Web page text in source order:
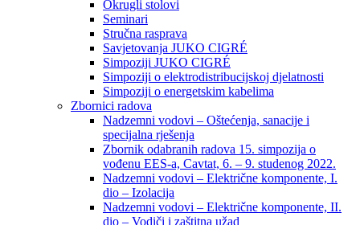
Okrugli stolovi
Seminari​
Stručna rasprava​
Savjetovanja JUKO CIGRÉ
Simpoziji JUKO CIGRÉ
Simpoziji o elektrodistribucijskoj djelatnosti
Simpoziji o energetskim kabelima
Zbornici radova
Nadzemni vodovi – Oštećenja, sanacije i
specijalna rješenja
Zbornik odabranih radova 15. simpozija o
vođenu EES-a, Cavtat, 6. – 9. studenog 2022.
Nadzemni vodovi – Električne komponente, I.
dio – Izolacija
Nadzemni vodovi – Električne komponente, II.
dio – Vodiči i zaštitna užad